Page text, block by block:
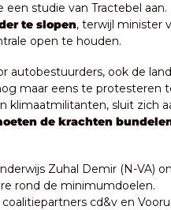
studie van Tractebel
te slopen, terwijl minister
open te houden.
autobestuurders, ook de
maar eens te protesteren
klimaatmilitanten, sluit zich
de krachten
Zuhal Demir (N-VA)
rond de minimumdoelen.
cd&v en